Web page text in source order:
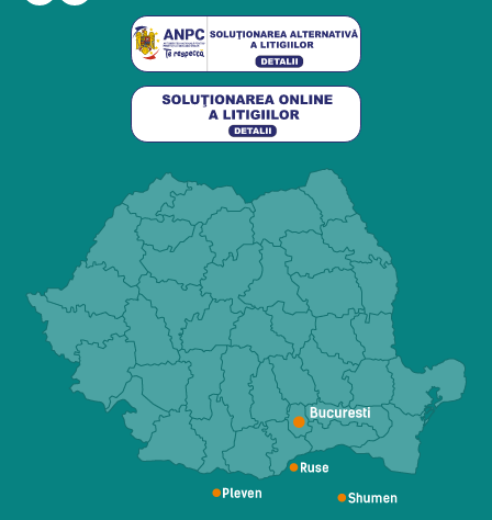
Utilizare și confort
Acorn 180 este conceput pentru a reda utilizatorului
mai multă autonomie în deplasarea între niveluri.
Scaunul se deplasează de-a lungul șinei, iar
utilizatorul poate urca sau coborî treptele fără efortul
Manualul arată că utilizarea corectă începe cu
coborârea suportului pentru picioare, coborârea
șezutului și a brațelor, așezarea utilizatorului, fixarea
centurii și acționarea comenzilor de deplasare. La
capătul traseului, scaunul poate pivota pentru a
permite coborârea mai sigură, iar acesta trebuie
blocat în poziție înainte ca utilizatorul să se ridice.
:contentReference[oaicite:4]{index=4}
Scaun pivotant și acces mai sigur
Scaunul pivotant este important pentru siguranță,
deoarece permite utilizatorului să se întoarcă spre
zona de debarcare, nu direct spre scară. Manualul
Acorn 180 menționează poziții de pivotare la 45° și
80°, în funcție de tipul de palier și configurația